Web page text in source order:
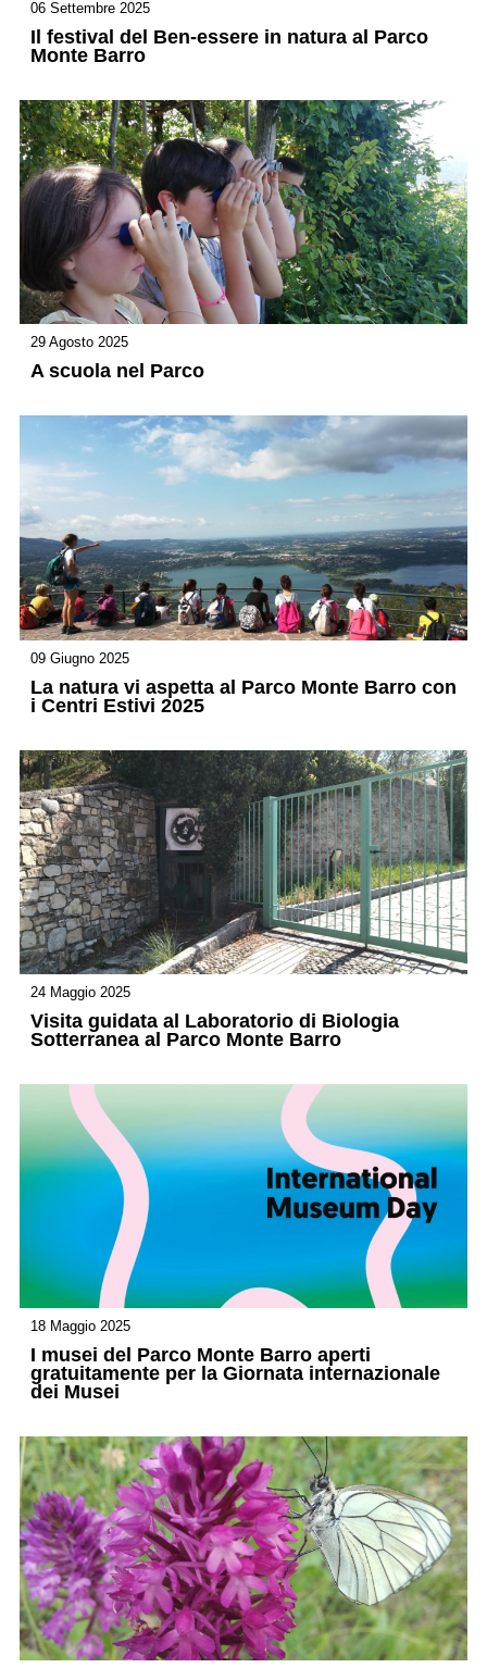
06 Settembre 2025
Il festival del Ben-essere in natura al Parco
Monte Barro
29 Agosto 2025
A scuola nel Parco
09 Giugno 2025
La natura vi aspetta al Parco Monte Barro con
i Centri Estivi 2025
24 Maggio 2025
Visita guidata al Laboratorio di Biologia
Sotterranea al Parco Monte Barro
18 Maggio 2025
I musei del Parco Monte Barro aperti
gratuitamente per la Giornata internazionale
dei Musei